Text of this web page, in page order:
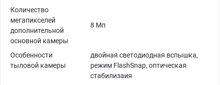
Количество
мегапикселей
дополнительной
основной камеры
8 Мп
Особенности
тыловой камеры
двойная светодиодная вспышка,
режим FlashSnap, оптическая
стабилизаия